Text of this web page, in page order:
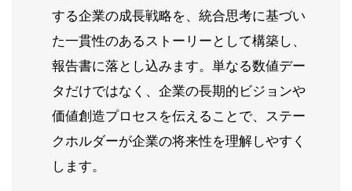
する企業の成長戦略を、統合思考に基づい
た一貫性のあるストーリーとして構築し、
報告書に落とし込みます。単なる数値デー
タだけではなく、企業の長期的ビジョンや
価値創造プロセスを伝えることで、ステー
クホルダーが企業の将来性を理解しやすく
します。